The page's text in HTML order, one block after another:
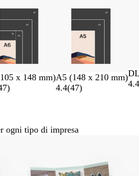
x 148 mm)
)
A5 (148 x 210 mm)
4.4(47)
4.4
ogni tipo di impresa